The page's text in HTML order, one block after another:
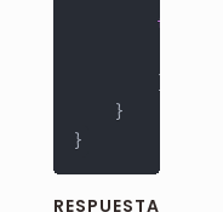
try
}
}
RESPUESTA